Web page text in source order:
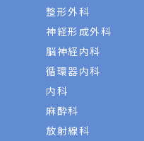
整形外科
神経形成外科
脳神経内科
循環器内科
内科
麻酔科
放射線科